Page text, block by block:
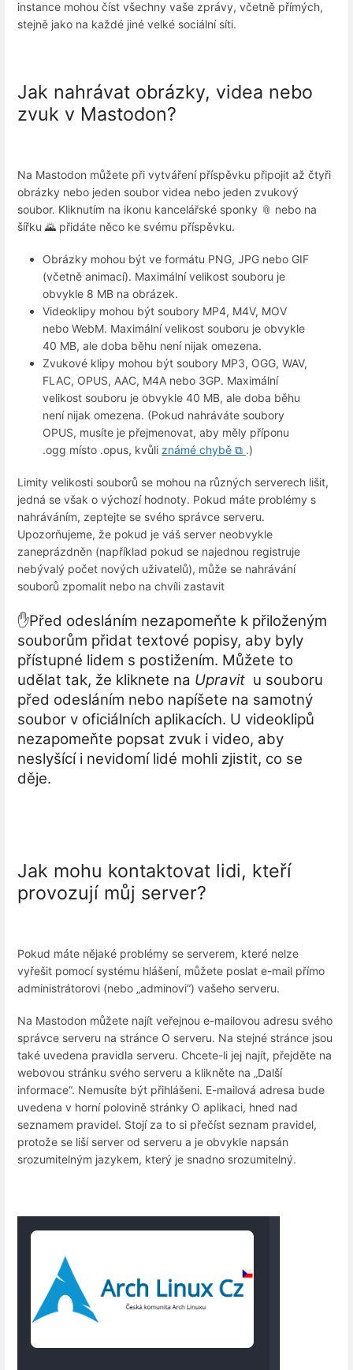
instance mohou číst všechny vaše zprávy, včetně přímých,
stejně jako na každé jiné velké sociální síti.
Jak nahrávat obrázky, videa nebo
zvuk v Mastodon?
Na Mastodon můžete při vytváření příspěvku připojit až čtyři
obrázky nebo jeden soubor videa nebo jeden zvukový
soubor. Kliknutím na ikonu kancelářské sponky 📎 nebo na
šířku 🌄 přidáte něco ke svému příspěvku.
Obrázky mohou být ve formátu PNG, JPG nebo GIF
(včetně animací). Maximální velikost souboru je
obvykle 8 MB na obrázek.
Videoklipy mohou být soubory MP4, M4V, MOV
nebo WebM. Maximální velikost souboru je obvykle
40 MB, ale doba běhu není nijak omezena.
Zvukové klipy mohou být soubory MP3, OGG, WAV,
FLAC, OPUS, AAC, M4A nebo 3GP. Maximální
velikost souboru je obvykle 40 MB, ale doba běhu
není nijak omezena. (Pokud nahráváte soubory
OPUS, musíte je přejmenovat, aby měly příponu
.ogg místo .opus, kvůli známé chybě ⧉ .)
Limity velikosti souborů se mohou na různých serverech lišit,
jedná se však o výchozí hodnoty. Pokud máte problémy s
nahráváním, zeptejte se svého správce serveru.
Upozorňujeme, že pokud je váš server neobvykle
zaneprázdněn (například pokud se najednou registruje
nebývalý počet nových uživatelů), může se nahrávání
souborů zpomalit nebo na chvíli zastavit
✋Před odesláním nezapomeňte k přiloženým
souborům přidat textové popisy, aby byly
přístupné lidem s postižením. Můžete to
udělat tak, že kliknete na Upravit u souboru
před odesláním nebo napíšete na samotný
soubor v oficiálních aplikacích. U videoklipů
nezapomeňte popsat zvuk i video, aby
neslyšící i nevidomí lidé mohli zjistit, co se
děje.
Jak mohu kontaktovat lidi, kteří
provozují můj server?
Pokud máte nějaké problémy se serverem, které nelze
vyřešit pomocí systému hlášení, můžete poslat e-mail přímo
administrátorovi (nebo „adminovi“) vašeho serveru.
Na Mastodon můžete najít veřejnou e-mailovou adresu svého
správce serveru na stránce O serveru. Na stejné stránce jsou
také uvedena pravidla serveru. Chcete-li jej najít, přejděte na
webovou stránku svého serveru a klikněte na „Další
informace“. Nemusíte být přihlášeni. E-mailová adresa bude
uvedena v horní polovině stránky O aplikaci, hned nad
seznamem pravidel. Stojí za to si přečíst seznam pravidel,
protože se liší server od serveru a je obvykle napsán
srozumitelným jazykem, který je snadno srozumitelný.